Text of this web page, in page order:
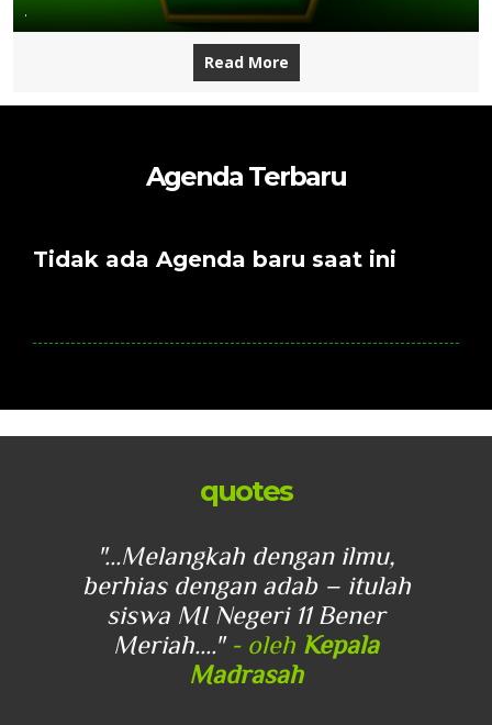
.
Read More
Agenda Terbaru
Tidak ada Agenda baru saat ini
quotes
"...Melangkah dengan ilmu,
berhias dengan adab – itulah
siswa MI Negeri 11 Bener
Meriah...." - oleh Kepala
Madrasah